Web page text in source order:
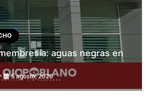
aguas negras en
5 agosto, 2026